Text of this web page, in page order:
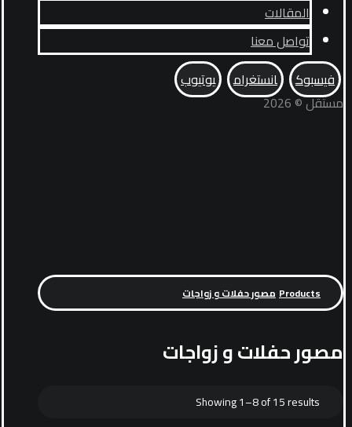
المقالات
تواصل معنا
فيسبوك
انستغرام
يوتيوب
مستقل © 2026
Productsمصور حفلات و زواجات
مصور حفلات و زواجات
Showing 1–8 of 15 results